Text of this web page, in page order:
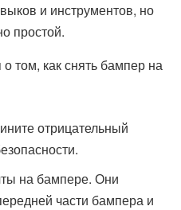
и инструментов, но
простой.
том, как снять бампер на
отрицательный
на бампере. Они
части бампера и